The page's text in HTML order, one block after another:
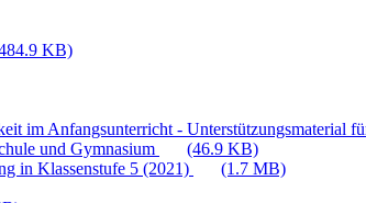
KB)
im Anfangsunterricht - Unterstützungsmaterial
und Gymnasium
(46.9 KB)
in Klassenstufe 5 (2021)
(1.7 MB)